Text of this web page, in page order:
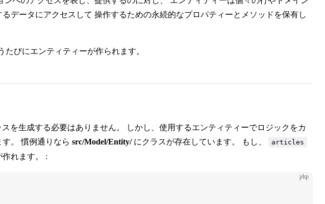
データにアクセスして 操作するための永続的なプロパティーとメソッドを保有し
たびにエンティティーが作られます。
を生成する必要はありません。 しかし、使用するエンティティーでロジックをカ
。 慣例通りなら src/Model/Entity/にクラスが存在しています。 もし、 articles
れます。 :
php